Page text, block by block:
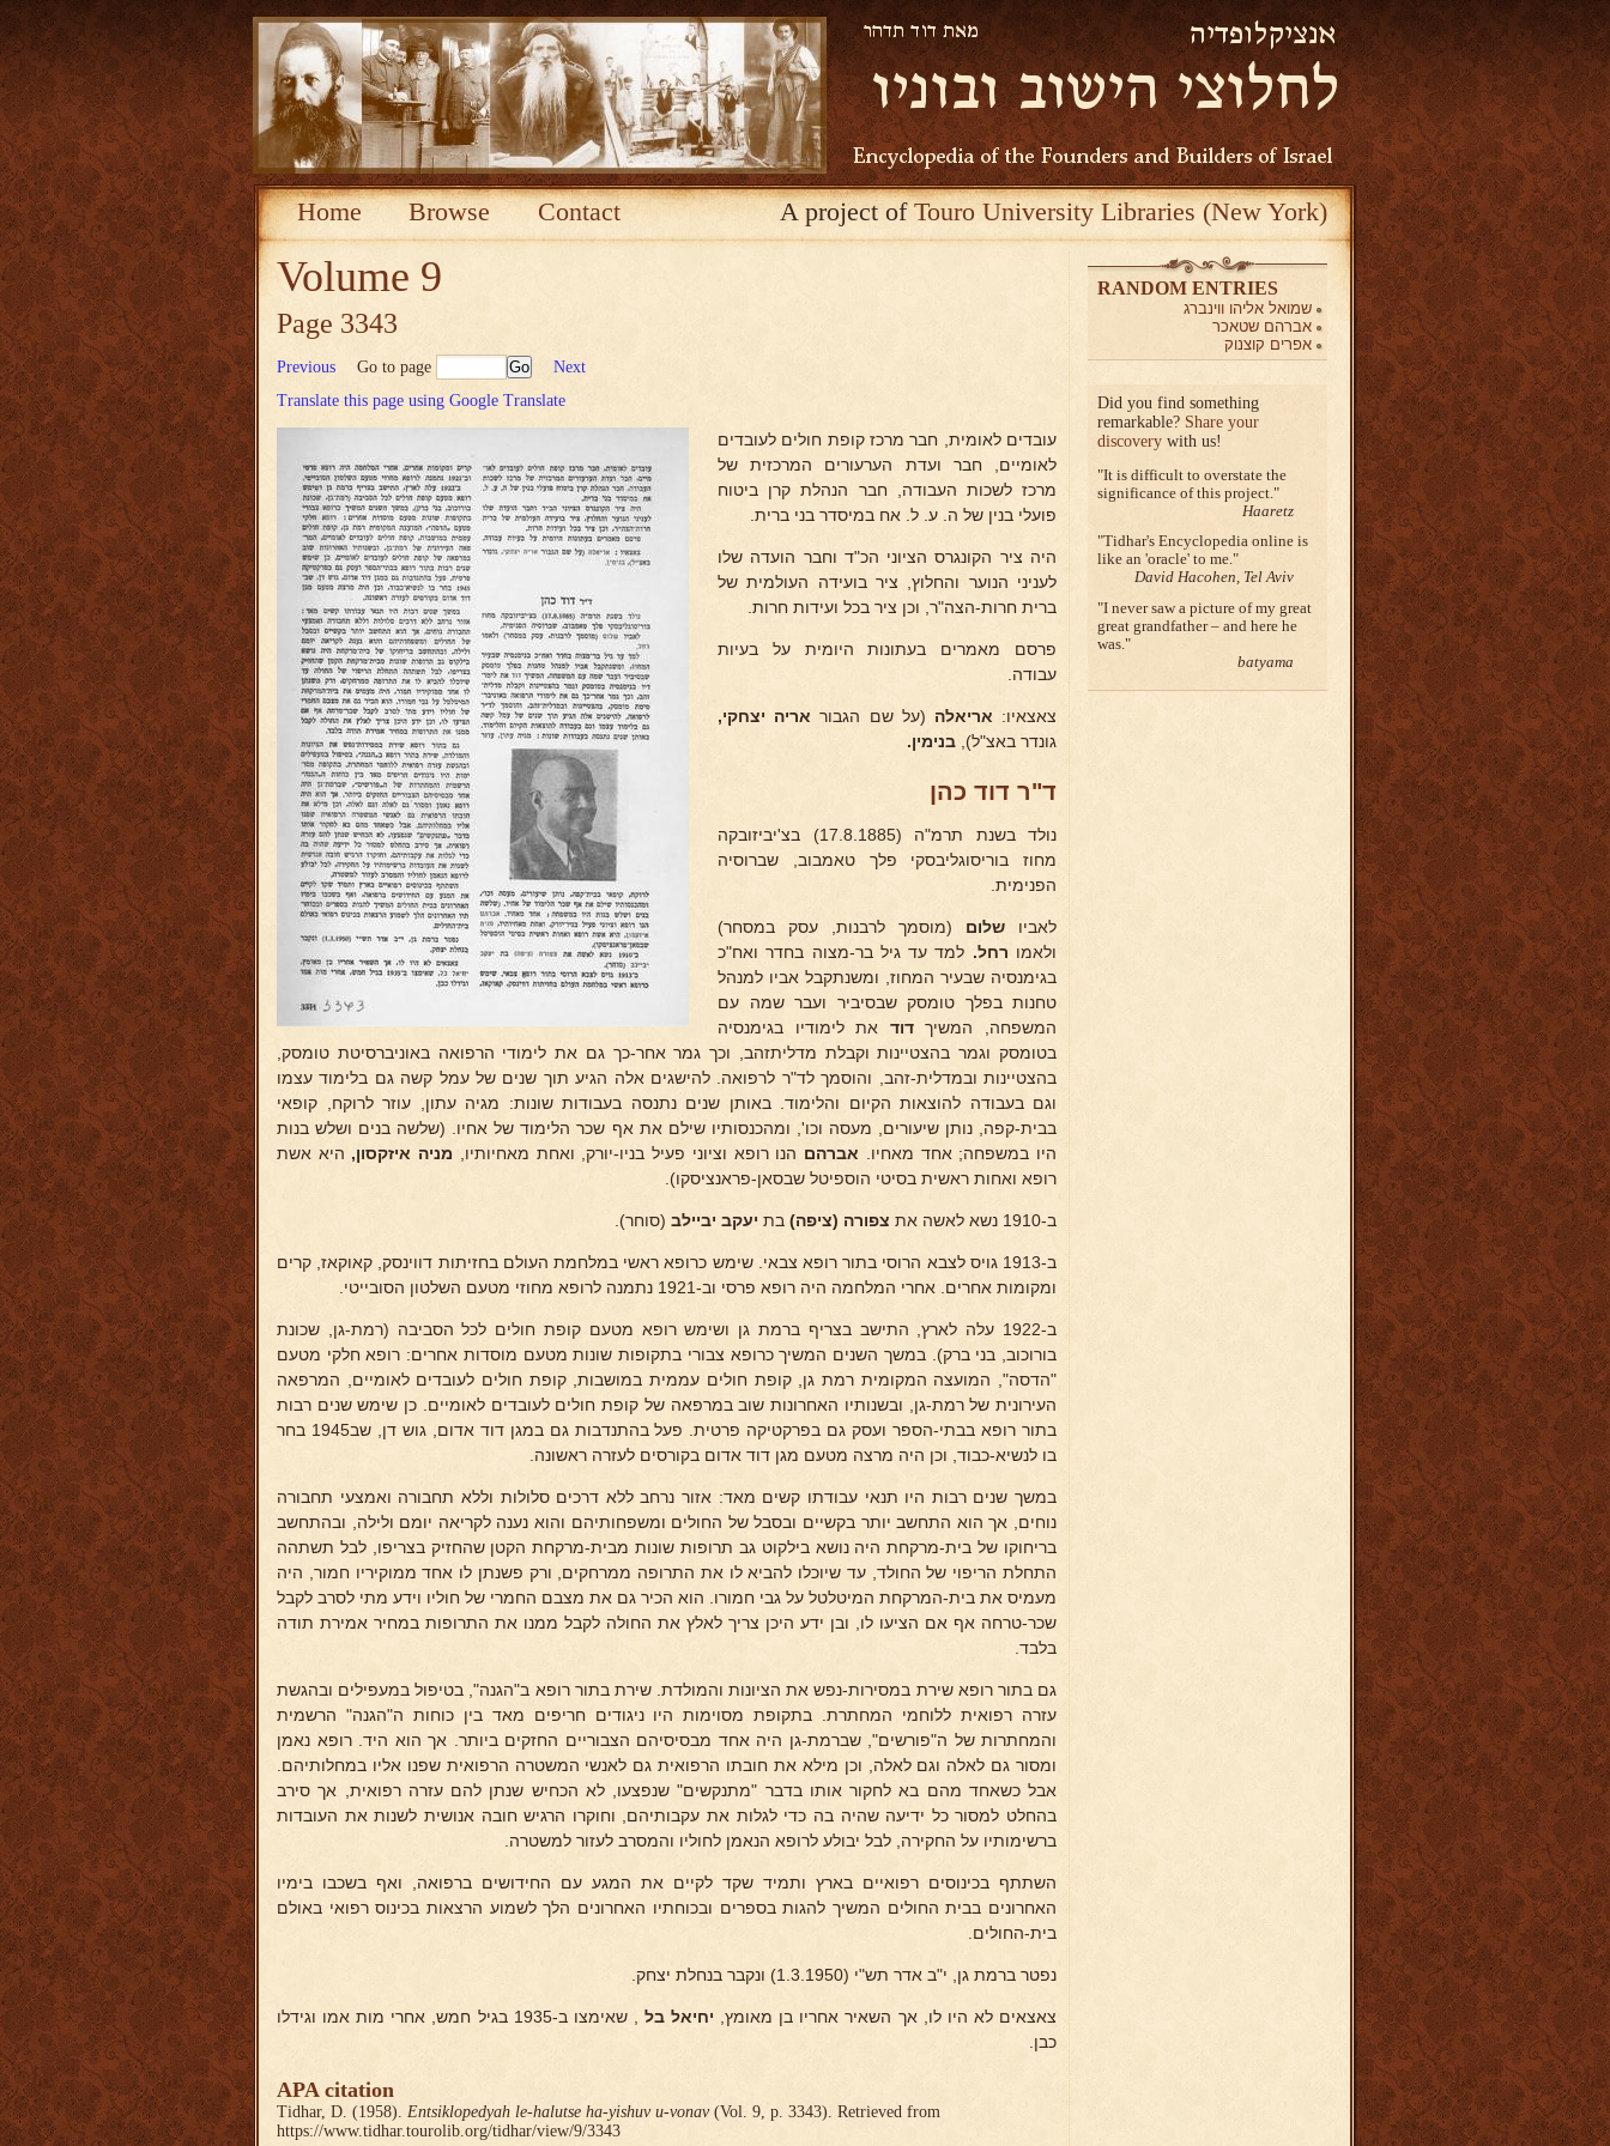
Home Browse Contact A project ofTouro University Libraries (New York)
Volume 9
Page 3343
Previous Go to page
Next
Translate this page using Google Translate
עובדים לאומית, חבר מרכז קופת חולים לעובדים
לאומיים, חבר ועדת הערעורים המרכזית של
מרכז לשכות העבודה, חבר הנהלת קרן ביטוח
פועלי בנין של ה. ע. ל. אח במיסדר בני ברית.
היה ציר הקונגרס הציוני הכ"ד וחבר הועדה שלו
לעניני הנוער והחלוץ, ציר בועידה העולמית של
ברית חרות-הצה"ר, וכן ציר בכל ועידות חרות.
פרסם מאמרים בעתונות היומית על בעיות
עבודה.
צאצאיו: אריאלה (על שם הגבור אריה יצחקי,
גונדר באצ"ל), בנימין.
ד"ר דוד כהן
נולד בשנת תרמ"ה (17.8.1885) בצ'יביזובקה
מחוז בוריסוגליבסקי פלך טאמבוב, שברוסיה
הפנימית.
לאביו שלום (מוסמך לרבנות, עסק במסחר)
ולאמו רחל. למד עד גיל בר-מצוה בחדר ואח"כ
בגימנסיה שבעיר המחוז, ומשנתקבל אביו למנהל
טחנות בפלך טומסק שבסיביר ועבר שמה עם
המשפחה, המשיךדוד את לימודיו בגימנסיה
בטומסק וגמר בהצטיינות וקבלת מדליתזהב, וכך גמר אחר-כך גם את לימודי הרפואה באוניברסיטת טומסק,
בהצטיינות ובמדלית-זהב, והוסמך לד"ר לרפואה. להישגים אלה הגיע תוך שנים של עמל קשה גם בלימוד עצמו
וגם בעבודה להוצאות הקיום והלימוד. באותן שנים נתנסה בעבודות שונות: מגיה עתון, עוזר לרוקח, קופאי
בבית-קפה, נותן שיעורים, מעסה וכו', ומהכנסותיו שילם את אף שכר הלימוד של אחיו. (שלשה בנים ושלש בנות
היו במשפחה; אחד מאחיו.
אברהם הנו רופא וציוני פעיל בניו-יורק, ואחת מאחיותיו, מניה איזקסון, היא אשת
רופא ואחות ראשית בסיטי הוספיטל שבסאן-פראנציסקו).
ב-1910 נשא לאשה את צפורה (ציפה) בת יעקב יביילב (סוחר).
ב-1913 גויס לצבא הרוסי בתור רופא צבאי. שימש כרופא ראשי במלחמת העולם בחזיתות דווינסק, קאוקאז, קרים
ומקומות אחרים. אחרי המלחמה היה רופא פרסי וב-1921 נתמנה לרופא מחוזי מטעם השלטון הסובייטי.
ב-1922 עלה לארץ, התישב בצריף ברמת גן ושימש רופא מטעם קופת חולים לכל הסביבה (רמת-גן, שכונת
בורוכוב, בני ברק). במשך השנים המשיך כרופא צבורי בתקופות שונות מטעם מוסדות אחרים: רופא חלקי מטעם
"הדסה", המועצה המקומית רמת גן, קופת חולים עממית במושבות, קופת חולים לעובדים לאומיים, המרפאה
העירונית של רמת-גן, ובשנותיו האחרונות שוב במרפאה של קופת חולים לעובדים לאומיים. כן שימש שנים רבות
בתור רופא בבתי-הספר ועסק גם בפרקטיקה פרטית. פעל בהתנדבות גם במגן דוד אדום, גוש דן, שב1945 בחר
בו לנשיא-כבוד, וכן היה מרצה מטעם מגן דוד אדום בקורסים לעזרה ראשונה.
במשך שנים רבות היו תנאי עבודתו קשים מאד: אזור נרחב ללא דרכים סלולות וללא תחבורה ואמצעי תחבורה
נוחים, אך הוא התחשב יותר בקשיים ובסבל של החולים ומשפחותיהם והוא נענה לקריאה יומם ולילה, ובהתחשב
בריחוקו של בית-מרקחת היה נושא בילקוט גב תרופות שונות מבית-מרקחת הקטן שהחזיק בצריפו, לבל תשתהה
התחלת הריפוי של החולד, עד שיוכלו להביא לו את התרופה ממרחקים, ורק פשנתן לו אחד ממוקיריו חמור, היה
מעמיס את בית-המרקחת המיטלטל על גבי חמורו. הוא הכיר גם את מצבם החמרי של חוליו וידע מתי לסרב לקבל
שכר-טרחה אף אם הציעו לו, ובן ידע היכן צריך לאלץ את החולה לקבל ממנו את התרופות במחיר אמירת תודה
בלבד.
גם בתור רופא שירת במסירות-נפש את הציונות והמולדת. שירת בתור רופא ב"הגנה", בטיפול במעפילים ובהגשת
עזרה רפואית ללוחמי המחתרת. בתקופת מסוימות היו ניגודים חריפים מאד בין כוחות ה"הגנה" הרשמית
והמחתרות של ה"פורשים", שברמת-גן היה אחד מבסיסיהם הצבוריים החזקים ביותר. אך הוא היד. רופא נאמן
ומסור גם לאלה וגם לאלה, וכן מילא את חובתו הרפואית גם לאנשי המשטרה הרפואית שפנו אליו במחלותיהם.
אבל כשאחד מהם בא לחקור אותו בדבר "מתנקשים" שנפצעו, לא הכחיש שנתן להם עזרה רפואית, אך סירב
בהחלט למסור כל ידיעה שהיה בה כדי לגלות את עקבותיהם, וחוקרו הרגיש חובה אנושית לשנות את העובדות
ברשימותיו על החקירה, לבל יבולע לרופא הנאמן לחוליו והמסרב לעזור למשטרה.
השתתף בכינוסים רפואיים בארץ ותמיד שקד לקיים את המגע עם החידושים ברפואה, ואף בשכבו בימיו
האחרונים בבית החולים המשיך להגות בספרים ובכוחתיו האחרונים הלך לשמוע הרצאות בכינוס רפואי באולם
בית-החולים.
נפטר ברמת גן, י"ב אדר תש"י (1.3.1950) ונקבר בנחלת יצחק.
צאצאים לא היו לו, אך השאיר אחריו בן מאומץ, יחיאל בל
, שאימצו ב-1935 בגיל חמש, אחרי מות אמו וגידלו
כבן.
APA citation
Tidhar, D. (1958). Entsiklopedyah le-halutse ha-yishuv u-vonav(Vol. 9, p. 3343). Retrieved from
https://www.tidhar.tourolib.org/tidhar/view/9/3343
RANDOM ENTRIES
שמואל אליהו ווינברג
אברהם שטאכר
אפרים קוצנוק
Did you find something
remarkable? Share your
discovery with us!
It is difficult to overstate the
significance of this project.
Haaretz
Tidhar's Encyclopedia online is
like an 'oracle' to me.
David Hacohen, Tel Aviv
I never saw a picture of my great
great grandfather – and here he
was.
batyama